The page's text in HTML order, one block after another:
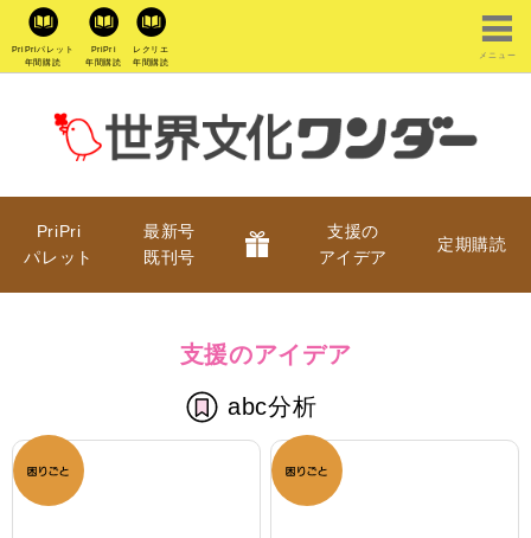
PriPriパレット
年間購読
PriPri
年間購読
レクリエ
年間購読
メニュー
PriPri
パレット
最新号
既刊号
支援の
アイデア
定期購読
支援のアイデア
abc分析